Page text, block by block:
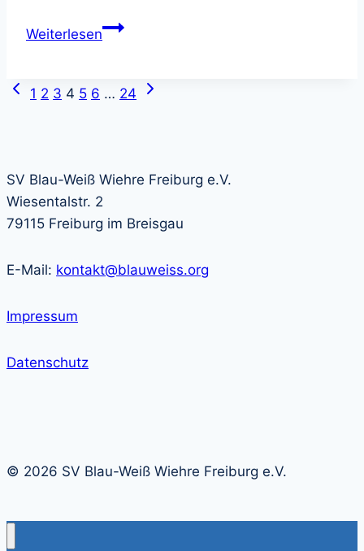
WeiterlesenSpendenaufruf
Carl
Seitennavigation
Vorherige
1 2 3 4 5 6 … 24
Nächste
SV Blau-Weiß Wiehre Freiburg e.V.
Wiesentalstr. 2
79115 Freiburg im Breisgau
E-Mail: kontakt@blauweiss.org
Impressum
Datenschutz
© 2026 SV Blau-Weiß Wiehre Freiburg e.V.